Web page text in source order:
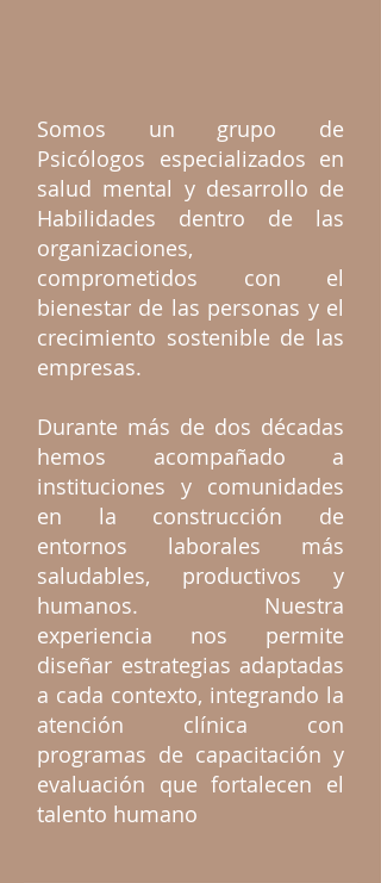
Somos un grupo de
Psicólogos especializados en
salud mental y desarrollo de
Habilidades dentro de las
organizaciones,
comprometidos con el
bienestar de las personas y el
crecimiento sostenible de las
empresas.
Durante más de dos décadas
hemos acompañado a
instituciones y comunidades
en la construcción de
entornos laborales más
saludables, productivos y
humanos. Nuestra
experiencia nos permite
diseñar estrategias adaptadas
a cada contexto, integrando la
atención clínica con
programas de capacitación y
evaluación que fortalecen el
talento humano